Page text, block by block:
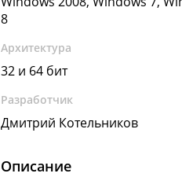
8
Архитектура
32 и 64 бит
Разработчик
Дмитрий Котельников
Описание